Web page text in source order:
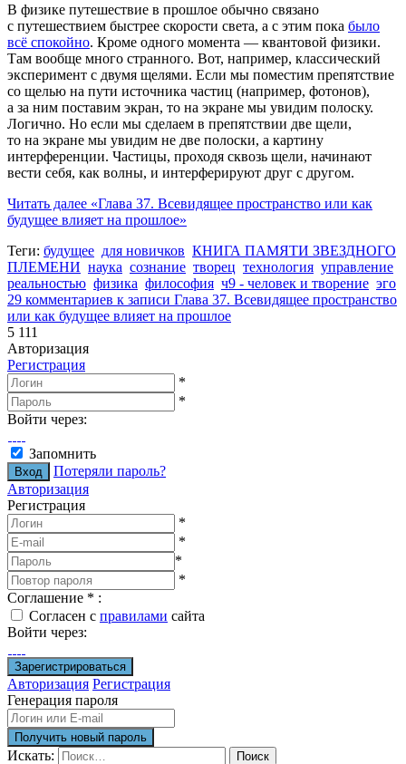
В физике путешествие в прошлое обычно связано
с путешествием быстрее скорости света, а с этим пока было
всё спокойно. Кроме одного момента — квантовой физики.
Там вообще много странного. Вот, например, классический
эксперимент с двумя щелями. Если мы поместим препятствие
со щелью на пути источника частиц (например, фотонов),
а за ним поставим экран, то на экране мы увидим полоску.
Логично. Но если мы сделаем в препятствии две щели,
то на экране мы увидим не две полоски, а картину
интерференции. Частицы, проходя сквозь щели, начинают
вести себя, как волны, и интерферируют друг с другом.
Читать далее «Глава 37. Всевидящее пространство или как
будущее влияет на прошлое»
Теги: будущее для новичков КНИГА ПАМЯТИ ЗВЕЗДНОГО
ПЛЕМЕНИ наука сознание творец технология управление
реальностью физика философия ч9 - человек и творение эго
29 комментариев к записи Глава 37. Всевидящее пространство
или как будущее влияет на прошлое
5 111
Авторизация
Регистрация
*
*
Войти через:
Запомнить
Потеряли пароль?
Авторизация
Регистрация
*
*
*
*
Соглашение * :
Согласен с правилами сайта
Войти через:
Авторизация Регистрация
Генерация пароля
Искать: Поиск